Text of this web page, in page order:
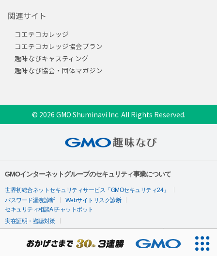
関連サイト
コエテコカレッジ
コエテコカレッジ協会プラン
趣味なびキャスティング
趣味なび協会・団体マガジン
© 2026 GMO Shuminavi Inc. All Rights Reserved.